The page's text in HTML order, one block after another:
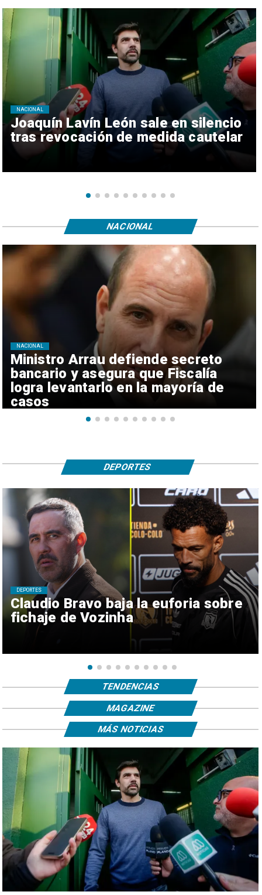
Joaquín Lavín León sale en silencio
tras revocación de medida cautelar
NACIONAL
Ministro Arrau defiende secreto
bancario y asegura que Fiscalía
logra levantarlo en la mayoría de
casos
NACIONAL
NACIONAL
Claudio Bravo baja la euforia sobre
fichaje de Vozinha
DEPORTES
DEPORTES
TENDENCIAS
MAGAZINE
MÁS NOTICIAS